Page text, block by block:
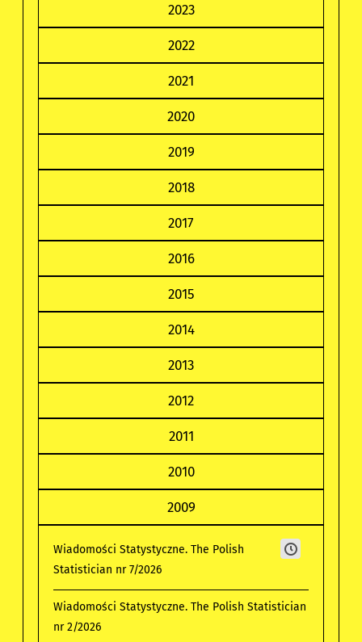
2023
2022
2021
2020
2019
2018
2017
2016
2015
2014
2013
2012
2011
2010
2009
Wiadomości Statystyczne. The Polish
Statistician nr 7/2026
Wiadomości Statystyczne. The Polish Statistician
nr 2/2026